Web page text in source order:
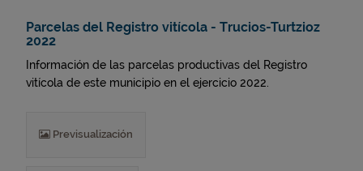
Parcelas del Registro vitícola - Trucios-Turtzioz
2022
Información de las parcelas productivas del Registro
vitícola de este municipio en el ejercicio 2022.
Previsualización